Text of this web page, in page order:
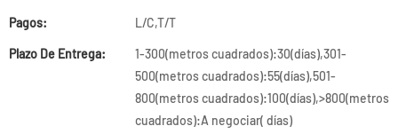
Pagos: L/C,T/T
Plazo De Entrega:
1-300(metros cuadrados):30(días),301-
500(metros cuadrados):55(días),501-
800(metros cuadrados):100(días),>800(metros
cuadrados):A negociar( días)